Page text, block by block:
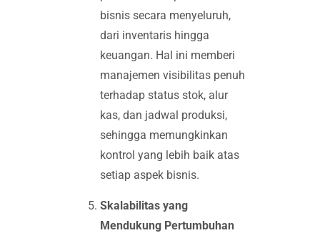
bisnis secara menyeluruh,
dari inventaris hingga
keuangan. Hal ini memberi
manajemen visibilitas penuh
terhadap status stok, alur
kas, dan jadwal produksi,
sehingga memungkinkan
kontrol yang lebih baik atas
setiap aspek bisnis.
Skalabilitas yang
Mendukung Pertumbuhan